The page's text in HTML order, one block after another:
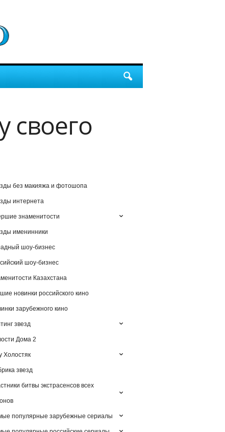
своего
без макияжа и фотошопа
интернета
знаменитости
именинники
шоу-бизнес
шоу-бизнес
Казахстана
новинки российского кино
зарубежного кино
звезд
Дома 2
Холостяк
звезд
битвы экстрасенсов всех
популярные зарубежные сериалы